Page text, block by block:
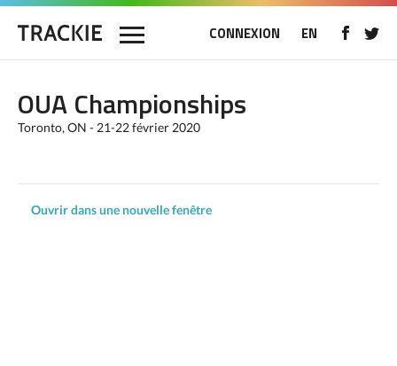
CONNEXION EN
OUA Championships
Toronto, ON - 21-22 février 2020
Ouvrir dans une nouvelle fenêtre